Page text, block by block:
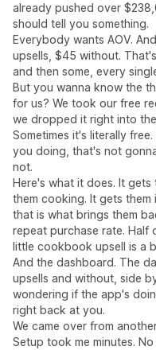
already pushed over
should tell you something.
Everybody wants AOV.
upsells, $45 without.
and then some, every
But you wanna know the
for us? We took our free
we dropped it right into
Sometimes it's literally
you doing, that's not
not.
Here's what it does. It
them cooking. It gets
that is what brings them
repeat purchase rate. Half
little cookbook upsell is a
And the dashboard. The
upsells and without, side
wondering if the app's
right back at you.
We came over from
Setup took me minutes.